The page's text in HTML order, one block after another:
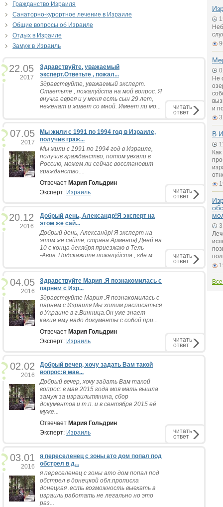
Гражданство Израиля
Санаторно-курортное лечение в Израиле
Общие вопросы об Израиле
Отдых в Израиле
Замуж в Израиль
22.05
2017
Здравствуйте, уважаемый
эксперт.Ответьте , пожал...
Здравствуйте, уважаемый эксперт.
Ответьте , пожалуйста на мой вопрос. Я
внучка еврея и у меня есть сын 29 лет,
неженат и живет со мной. Имеет ли мо...
читать
ответ
07.05
2017
Мы жили с 1991 по 1994 год в Израиле,
получив граж...
Мы жили с 1991 по 1994 год в Израиле,
получив гражданство, потом уехали в
Россию, можем ли сейчас восстановит
гражданство....
Отвечает Мария Гольдрин
Эксперт: Израиль читать
ответ
20.12
2016
Добрый день, Александр!Я эксперт на
этом же сай...
Добрый день, Александр! Я эксперт на
этом же сайте, страна Армения) Дней на
10 с конца декября приезжаю в Тель
-Авив. Подскажите пожалуйста , где м...
читать
ответ
04.05
2016
Здравствуйте Мария .Я познакомилась с
парнем с Изр...
Здравствуйте Мария .Я познакомилась с
парнем с Израиля.Мы хотим расписаться
в Украине в г.Винница.Он уже знает
какие ему надо документы с собой при...
Отвечает Мария Гольдрин
Эксперт: Израиль читать
ответ
02.02
2016
Добрый вечер, хочу задать Вам такой
вопрос:в мае...
Добрый вечер, хочу задать Вам такой
вопрос: в мае 2015 года моя мать вышла
замуж за израильтянина, сбор
документов и т.п. и в сентябре 2015 её
муже...
Отвечает Мария Гольдрин
Эксперт: Израиль читать
ответ
03.01
2016
я переселенец с зоны ато дом попал под
обстрел в д...
я переселенец с зоны ато дом попал под
обстрел в донецкой обл.прописка
донецкая .есть возможность выехать в
израиль работать не легально но это
раз...
Не
и
В